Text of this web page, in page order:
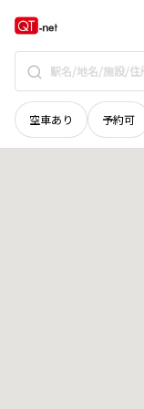
空車あり 予約可
茨城県